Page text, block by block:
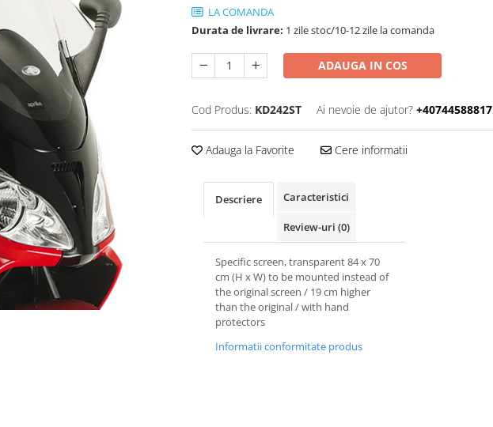
LA COMANDA
Durata de livrare: 1 zile stoc/10-12 zile la comanda
ADAUGA IN COS
Cod Produs: KD242ST Ai nevoie de ajutor? +40744588817
Adauga la Favorite Cere informatii
Descriere Caracteristici
Review-uri (0)
Specific screen, transparent 84 x 70
cm (H x W) to be mounted instead of
the original screen / 19 cm higher
than the original / with hand
protectors
Informatii conformitate produs